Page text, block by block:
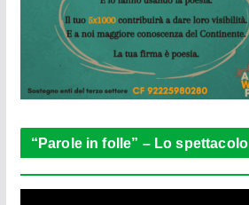
“Parole in folle” – Lo spettacolo